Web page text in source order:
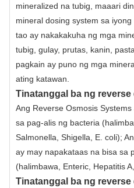
mineralized na tubig, maaari
mineral dosing system sa
tao ay nakakakuha ng mga
tubig, gulay, prutas, kanin,
pagkain ay puno ng mga
ating katawan.
Tinatanggal ba ng
Ang Reverse Osmosis
sa pag-alis ng bacteria
Salmonella, Shigella, E. coli);
ay may napakataas na bisa sa
(halimbawa, Enteric, Hepatitis
Tinatanggal ba ng